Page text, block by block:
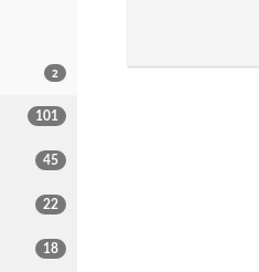
2
101
45
22
18